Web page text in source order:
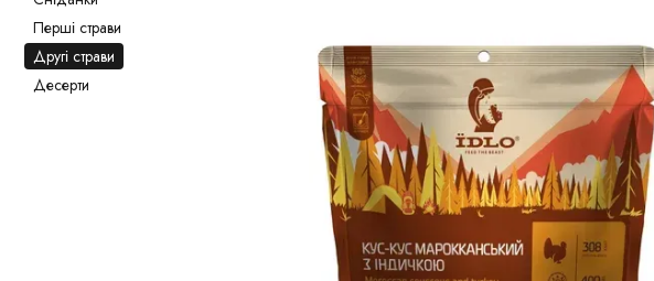
Перші страви
Другі страви
Десерти